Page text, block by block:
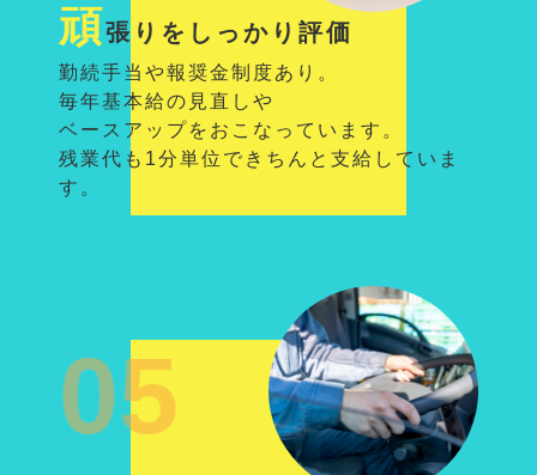
頑張りをしっかり評価
勤続手当や報奨金制度あり。
毎年基本給の見直しや
ベースアップをおこなっています。
残業代も1分単位できちんと支給していま
す。
05